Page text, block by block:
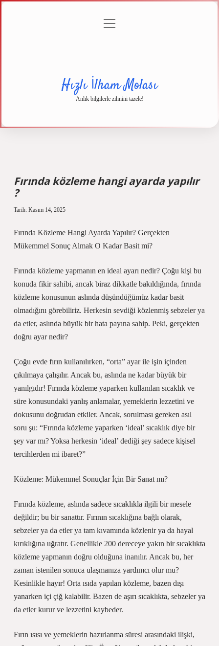
menüyü
Hızlı İlham Molası
Anlık bilgilerle zihnini tazele!
Fırında közleme hangi ayarda yapılır
?
Tarih: Kasım 14, 2025
Fırında Közleme Hangi Ayarda Yapılır? Gerçekten
Mükemmel Sonuç Almak O Kadar Basit mi?
Fırında közleme yapmanın en ideal ayarı nedir? Çoğu kişi bu
konuda fikir sahibi, ancak biraz dikkatle bakıldığında, fırında
közleme konusunun aslında düşündüğümüz kadar basit
olmadığını görebiliriz. Herkesin sevdiği közlenmiş sebzeler ya
da etler, aslında büyük bir hata payına sahip. Peki, gerçekten
doğru ayar nedir?
Çoğu evde fırın kullanılırken, “orta” ayar ile işin içinden
çıkılmaya çalışılır. Ancak bu, aslında ne kadar büyük bir
yanılgıdır! Fırında közleme yaparken kullanılan sıcaklık ve
süre konusundaki yanlış anlamalar, yemeklerin lezzetini ve
dokusunu doğrudan etkiler. Ancak, sorulması gereken asıl
soru şu: “Fırında közleme yaparken ‘ideal’ sıcaklık diye bir
şey var mı? Yoksa herkesin ‘ideal’ dediği şey sadece kişisel
tercihlerden mi ibaret?”
Közleme: Mükemmel Sonuçlar İçin Bir Sanat mı?
Fırında közleme, aslında sadece sıcaklıkla ilgili bir mesele
değildir; bu bir sanattır. Fırının sıcaklığına bağlı olarak,
sebzeler ya da etler ya tam kıvamında közlenir ya da hayal
kırıklığına uğratır. Genellikle 200 dereceye yakın bir sıcaklıkta
közleme yapmanın doğru olduğuna inanılır. Ancak bu, her
zaman istenilen sonuca ulaşmanıza yardımcı olur mu?
Kesinlikle hayır! Orta ısıda yapılan közleme, bazen dışı
yanarken içi çiğ kalabilir. Bazen de aşırı sıcaklıkta, sebzeler ya
da etler kurur ve lezzetini kaybeder.
Fırın ısısı ve yemeklerin hazırlanma süresi arasındaki ilişki,